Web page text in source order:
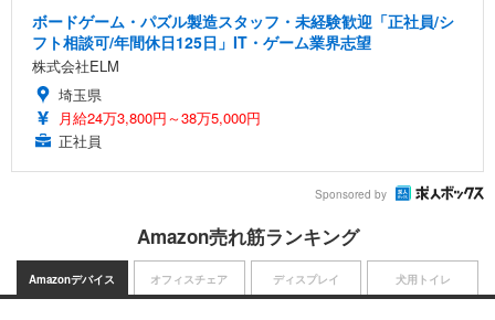
ボードゲーム・パズル製造スタッフ・未経験歓迎「正社員/シ
フト相談可/年間休日125日」IT・ゲーム業界志望
株式会社ELM
埼玉県
月給24万3,800円～38万5,000円
正社員
Sponsored by
Amazon売れ筋ランキング
Amazonデバイス オフィスチェア ディスプレイ 犬用トイレ